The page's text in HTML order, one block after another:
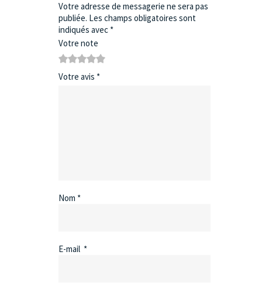
Votre adresse de messagerie ne sera pas
publiée. Les champs obligatoires sont
indiqués avec *
Votre note
Votre avis *
Nom *
E-mail *